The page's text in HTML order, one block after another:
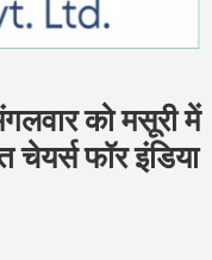
को मसूरी में
चेयर्स फॉर इंडिया